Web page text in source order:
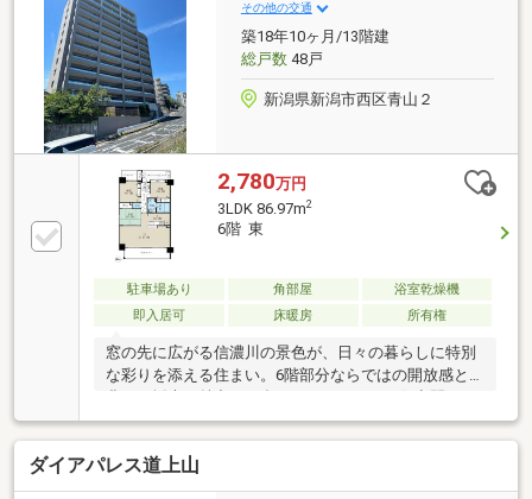
その他の交通
築18年10ヶ月/13階建
総戸数48戸
新潟県新潟市西区青山２
2,780万円
3LDK 86.97m2
6階 東
駐車場あり 角部屋
浴室乾燥機
即入居可
床暖房 所有権
窓の先に広がる信濃川の景色が、日々の暮らしに特別
な彩りを添える住まい。6階部分ならではの開放感と
ご家族での暮らしはもちろん、在宅ワークや趣味の時
間にも快適さをもたらします。周辺には商業施設や生
活利便施設が揃い、落ち着いた住環境と利便性を両
立。眺望を楽しみながら穏やかな時間を過ごしたい方
ダイアパレス道上山